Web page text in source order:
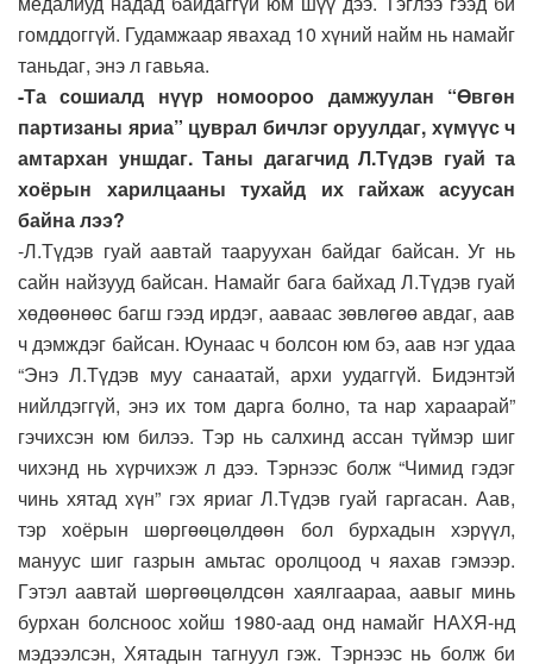
гомддоггүй. Гудамжаар явахад 10 хүний найм нь намайг
таньдаг, энэ л гавьяа.
-Та сошиалд нүүр номоороо дамжуулан “Өвгөн
партизаны яриа” цуврал бичлэг оруулдаг, хүмүүс ч
амтархан уншдаг. Таны дагагчид Л.Түдэв гуай та
хоёрын харилцааны тухайд их гайхаж асуусан
байна лээ?
-Л.Түдэв гуай аавтай тааруухан байдаг байсан. Уг нь
сайн найзууд байсан. Намайг бага байхад Л.Түдэв гуай
хөдөөнөөс багш гээд ирдэг, ааваас зөвлөгөө авдаг, аав
ч дэмждэг байсан. Юунаас ч болсон юм бэ, аав нэг удаа
“Энэ Л.Түдэв муу санаатай, архи уудаггүй. Бидэнтэй
нийлдэггүй, энэ их том дарга болно, та нар хараарай”
гэчихсэн юм билээ. Тэр нь салхинд ассан түймэр шиг
чихэнд нь хүрчихэж л дээ. Тэрнээс болж “Чимид гэдэг
чинь хятад хүн” гэх яриаг Л.Түдэв гуай гаргасан. Аав,
тэр хоёрын шөргөөцөлдөөн бол бурхадын хэрүүл,
мануус шиг газрын амьтас оролцоод ч яахав гэмээр.
Гэтэл аавтай шөргөөцөлдсөн хаялгаараа, аавыг минь
бурхан болсноос хойш 1980-аад онд намайг НАХЯ-нд
мэдээлсэн, Хятадын тагнуул гэж. Тэрнээс нь болж би